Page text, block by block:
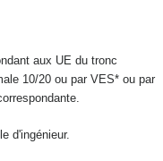
aux UE du tronc
10/20 ou par VES* ou par
d'ingénieur.